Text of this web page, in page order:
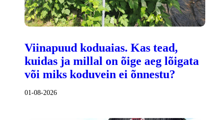
Viinapuud koduaias. Kas tead,
kuidas ja millal on õige aeg lõigata
või miks koduvein ei õnnestu?
01-08-2026